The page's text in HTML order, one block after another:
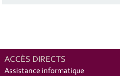
ACCÈS DIRECTS
Assistance informatique